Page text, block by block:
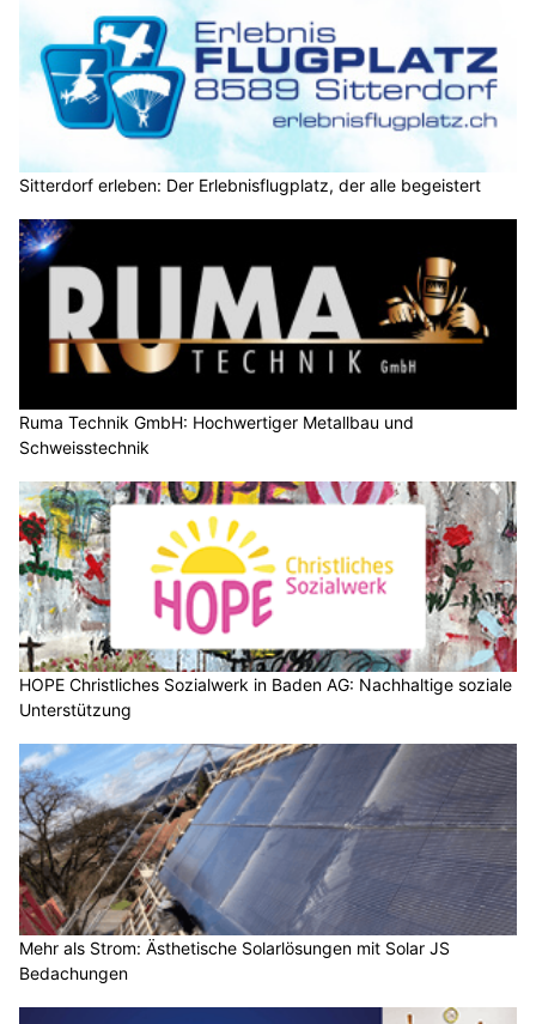
Sitterdorf erleben: Der Erlebnisflugplatz, der alle begeistert
Ruma Technik GmbH: Hochwertiger Metallbau und
Schweisstechnik
HOPE Christliches Sozialwerk in Baden AG: Nachhaltige soziale
Unterstützung
Mehr als Strom: Ästhetische Solarlösungen mit Solar JS
Bedachungen